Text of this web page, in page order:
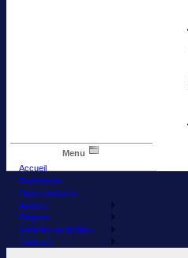
Menu
Accueil
Recherche
Nous contacter
Articles
Blogues
Galeries de fichiers
Tableurs